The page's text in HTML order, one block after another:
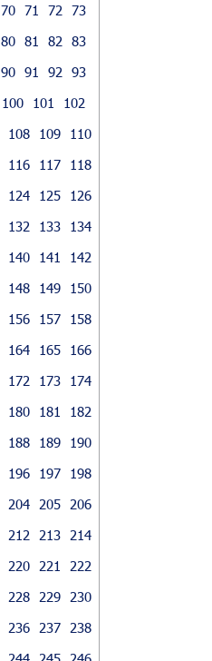
70 71 72
73
80 81 82
83
90 91 92
93
100 101
102
108 109
110
116 117
118
124 125
126
132 133
134
140 141
142
148 149
150
156 157
158
164 165
166
172 173
174
180 181
182
188 189
190
196 197
198
204 205
206
212 213
214
220 221
222
228 229
230
236 237
238